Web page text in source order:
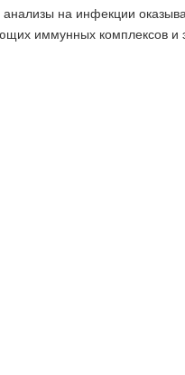
анализы на инфекции
иммунных комплексов и